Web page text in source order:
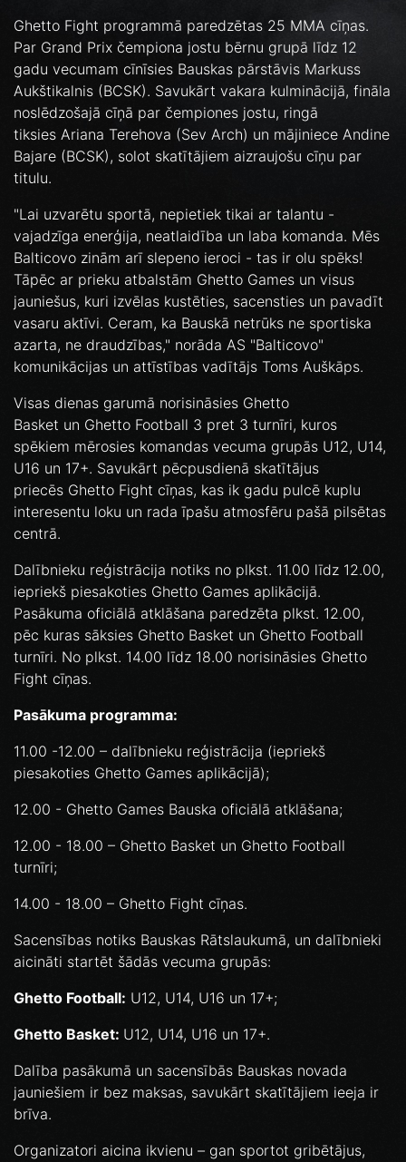
Ghetto Fight programmā paredzētas 25 MMA cīņas.
Par Grand Prix čempiona jostu bērnu grupā līdz 12
gadu vecumam cīnīsies Bauskas pārstāvis Markuss
Aukštikalnis (BCSK). Savukārt vakara kulminācijā, fināla
noslēdzošajā cīņā par čempiones jostu, ringā
tiksies Ariana Terehova (Sev Arch) un mājiniece Andine
Bajare (BCSK), solot skatītājiem aizraujošu cīņu par
titulu.
"Lai uzvarētu sportā, nepietiek tikai ar talantu -
vajadzīga enerģija, neatlaidība un laba komanda. Mēs
Balticovo zinām arī slepeno ieroci - tas ir olu spēks!
Tāpēc ar prieku atbalstām Ghetto Games un visus
jauniešus, kuri izvēlas kustēties, sacensties un pavadīt
vasaru aktīvi. Ceram, ka Bauskā netrūks ne sportiska
azarta, ne draudzības," norāda AS "Balticovo"
komunikācijas un attīstības vadītājs Toms Auškāps.
Visas dienas garumā norisināsies Ghetto
Basket un Ghetto Football 3 pret 3 turnīri, kuros
spēkiem mērosies komandas vecuma grupās U12, U14,
U16 un 17+. Savukārt pēcpusdienā skatītājus
priecēs Ghetto Fight cīņas, kas ik gadu pulcē kuplu
interesentu loku un rada īpašu atmosfēru pašā pilsētas
centrā.
Dalībnieku reģistrācija notiks no plkst. 11.00 līdz 12.00,
iepriekš piesakoties Ghetto Games aplikācijā.
Pasākuma oficiālā atklāšana paredzēta plkst. 12.00,
pēc kuras sāksies Ghetto Basket un Ghetto Football
turnīri. No plkst. 14.00 līdz 18.00 norisināsies Ghetto
Fight cīņas.
Pasākuma programma:
11.00 -12.00 – dalībnieku reģistrācija (iepriekš
piesakoties Ghetto Games aplikācijā);
12.00 - Ghetto Games Bauska oficiālā atklāšana;
12.00 - 18.00 – Ghetto Basket un Ghetto Football
turnīri;
14.00 - 18.00 – Ghetto Fight cīņas.
Sacensības notiks Bauskas Rātslaukumā, un dalībnieki
aicināti startēt šādās vecuma grupās:
Ghetto Football: U12, U14, U16 un 17+;
Ghetto Basket: U12, U14, U16 un 17+.
Dalība pasākumā un sacensībās Bauskas novada
jauniešiem ir bez maksas, savukārt skatītājiem ieeja ir
brīva.
Organizatori aicina ikvienu – gan sportot gribētājus,